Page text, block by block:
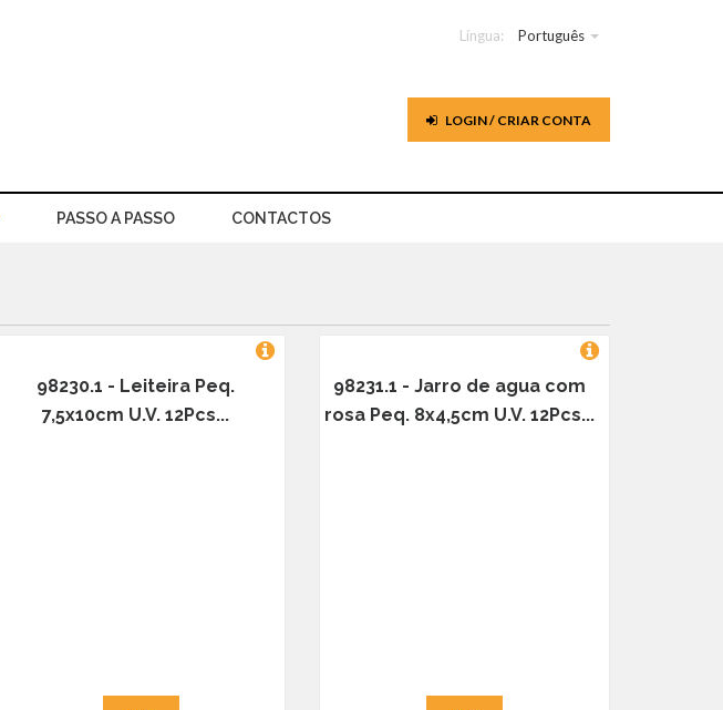
Língua: Português
LOGIN / CRIAR CONTA
PASSO A PASSO CONTACTOS
98230.1 - Leiteira Peq.
7,5x10cm U.V. 12Pcs...
98231.1 - Jarro de agua com
rosa Peq. 8x4,5cm U.V. 12Pcs...